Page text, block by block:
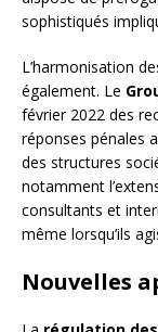
sophistiqués
L’harmonisation
également. Le
février 2022 des
réponses pénales
des structures
notamment
consultants et
même lorsqu’ils
Nouvelles